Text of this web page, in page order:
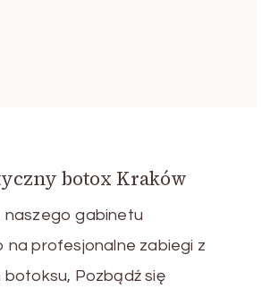
botox Kraków
naszego gabinetu
na profesjonalne zabiegi z
Pozbądź się